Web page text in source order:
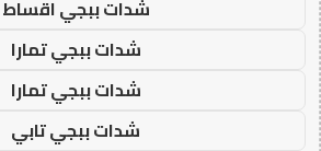
شدات ببجي اقساط
شدات ببجي تمارا
شدات ببجي تمارا
شدات ببجي تابي